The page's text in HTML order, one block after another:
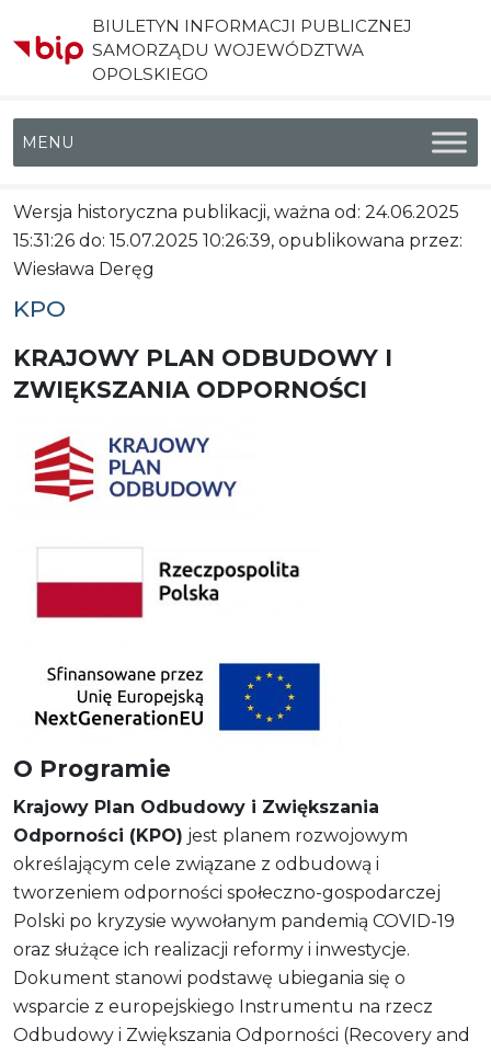
BIULETYN INFORMACJI PUBLICZNEJ
SAMORZĄDU WOJEWÓDZTWA
OPOLSKIEGO
Menu główne
Wersja historyczna publikacji, ważna od: 24.06.2025
15:31:26 do: 15.07.2025 10:26:39, opublikowana przez:
Wiesława Deręg
KPO
KRAJOWY PLAN ODBUDOWY I
ZWIĘKSZANIA ODPORNOŚCI
O Programie
Krajowy Plan Odbudowy i Zwiększania
Odporności (KPO) jest planem rozwojowym
określającym cele związane z odbudową i
tworzeniem odporności społeczno-gospodarczej
Polski po kryzysie wywołanym pandemią COVID-19
oraz służące ich realizacji reformy i inwestycje.
Dokument stanowi podstawę ubiegania się o
wsparcie z europejskiego Instrumentu na rzecz
Odbudowy i Zwiększania Odporności (Recovery and